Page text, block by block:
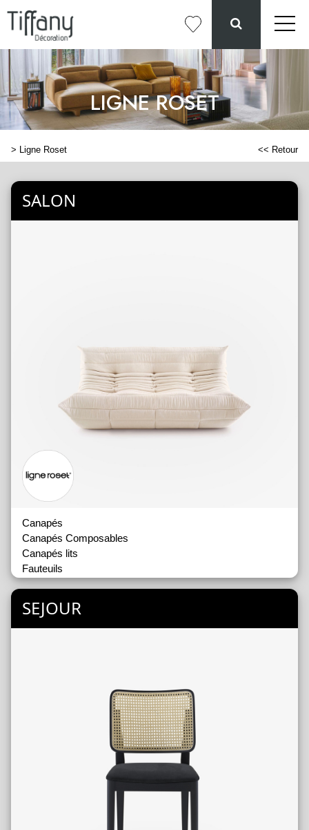
LIGNE ROSET
> Ligne Roset << Retour
SALON
Canapés
Canapés Composables
Canapés lits
Fauteuils
SEJOUR